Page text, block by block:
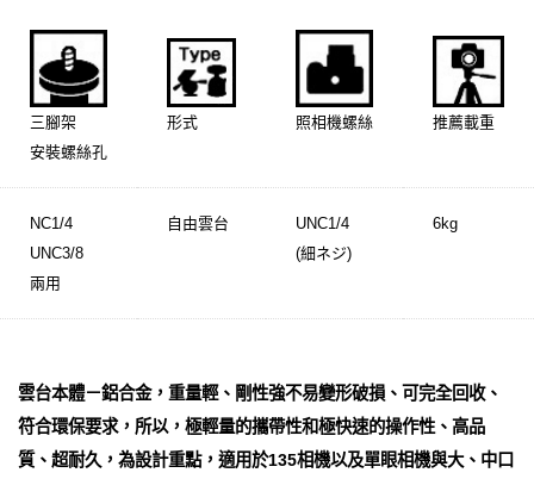
三腳架
安裝螺絲孔
形式 照相機螺絲 推薦載重
NC1/4
UNC3/8
兩用
自由雲台
UNC1/4
(細ネジ)
6kg
雲台本體－鋁合金，重量輕、剛性強不易變形破損、可完全回收、
符合環保要求，所以，極輕量的攜帶性和極快速的操作性、高品
質、超耐久，為設計重點，適用於135相機以及單眼相機與大、中口